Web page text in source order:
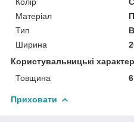
Матеріал
Тип
Ширина
Користувальницькі
Товщина
Приховати